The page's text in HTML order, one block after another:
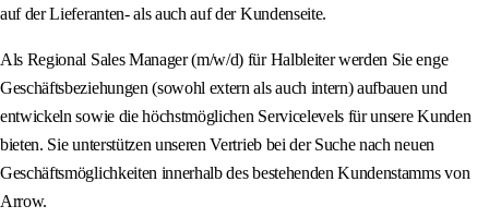
auf der Lieferanten- als auch auf der Kundenseite.
Als Regional Sales Manager (m/w/d) für Halbleiter werden Sie enge
Geschäftsbeziehungen (sowohl extern als auch intern) aufbauen und
entwickeln sowie die höchstmöglichen Servicelevels für unsere Kunden
bieten. Sie unterstützen unseren Vertrieb bei der Suche nach neuen
Geschäftsmöglichkeiten innerhalb des bestehenden Kundenstamms von
Arrow.